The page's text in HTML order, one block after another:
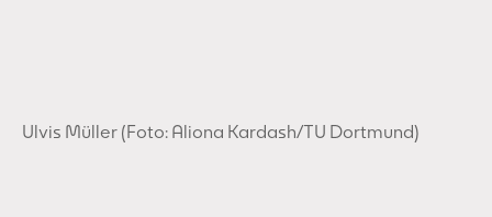
Ulvis Müller (Foto: Aliona Kardash/TU Dortmund)